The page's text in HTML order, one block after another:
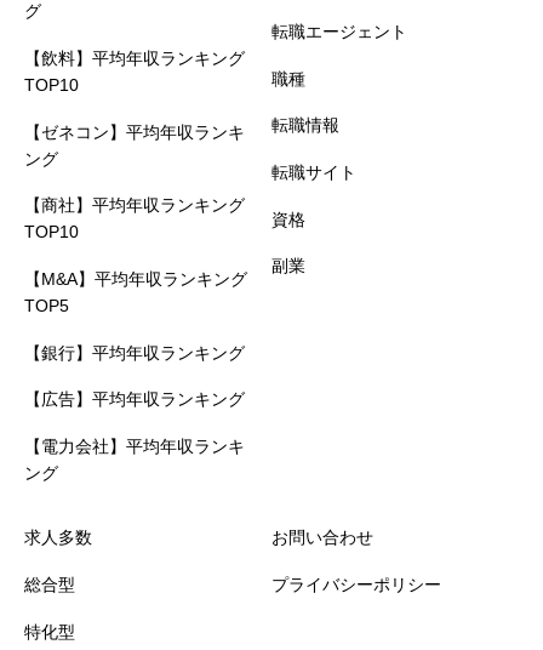
グ
【飲料】平均年収ランキング
TOP10
【ゼネコン】平均年収ランキ
ング
【商社】平均年収ランキング
TOP10
【M&A】平均年収ランキング
TOP5
【銀行】平均年収ランキング
【広告】平均年収ランキング
【電力会社】平均年収ランキ
ング
転職エージェント
職種
転職情報
転職サイト
資格
副業
求人多数
総合型
特化型
お問い合わせ
プライバシーポリシー